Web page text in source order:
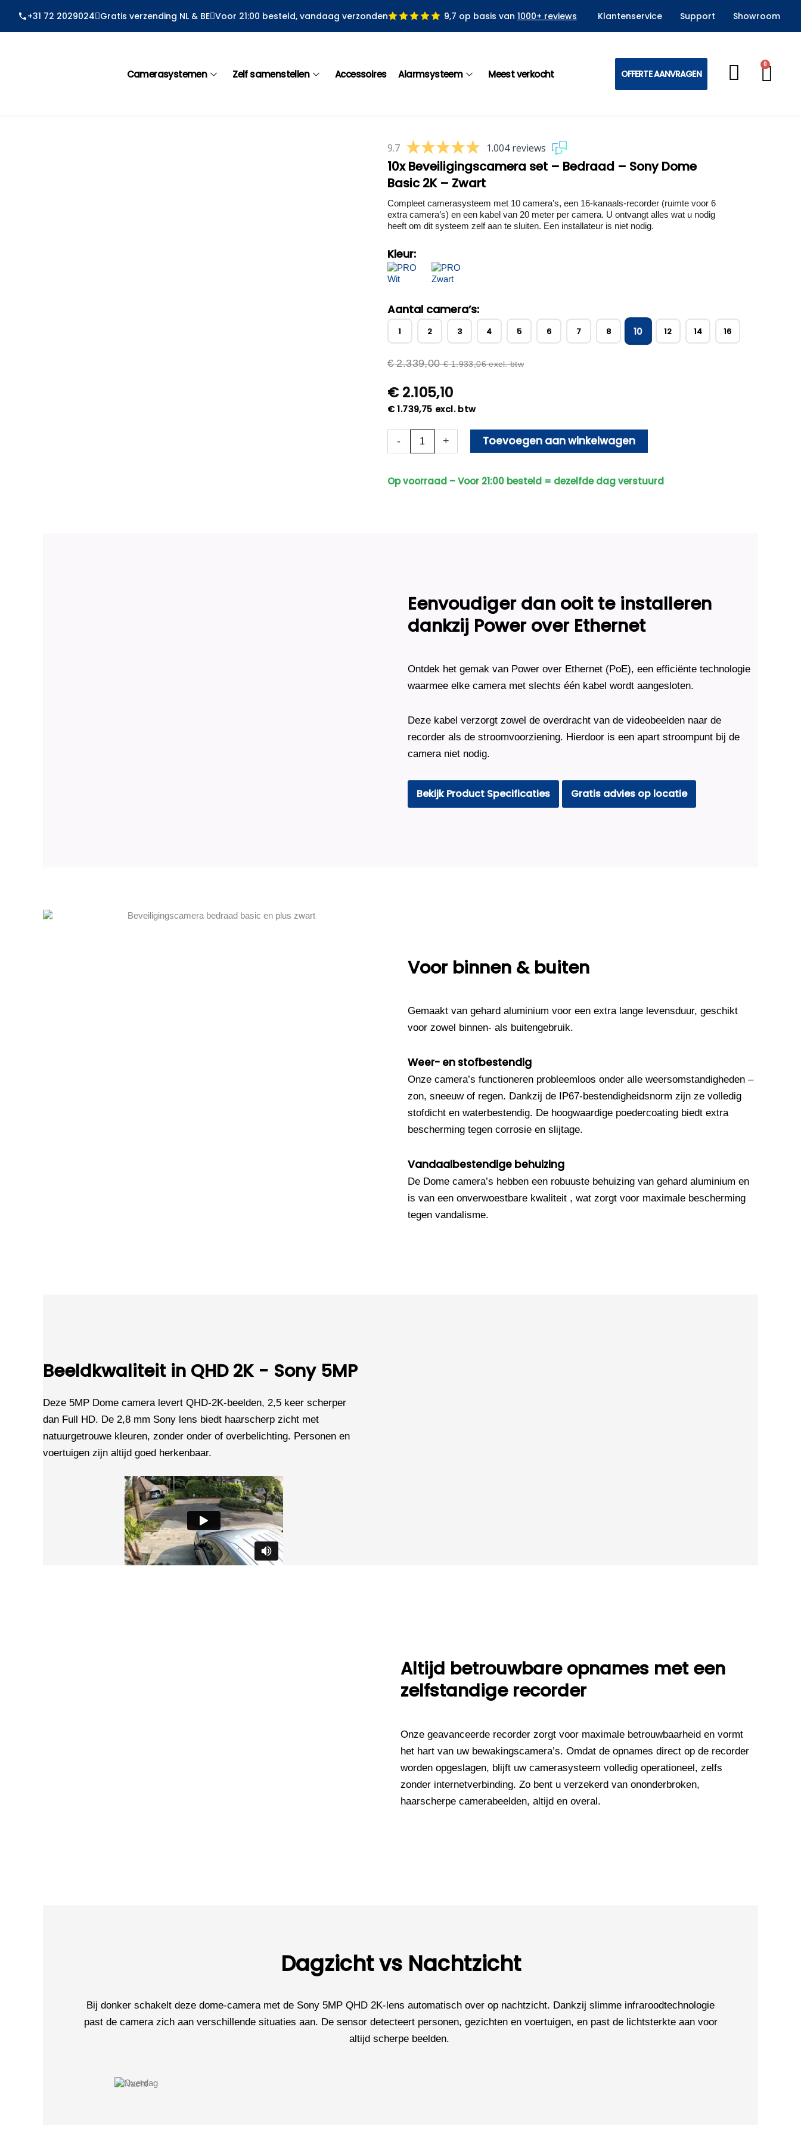
+31 72 2029024 Gratis verzending NL & BE Voor 21:00 besteld, vandaag verzonden 9,7 op basis van 1000+ reviews Klantenservice Support Showroom
Camerasystemen Zelf samenstellen Accessoires Alarmsysteem Meest verkocht OFFERTE AANVRAGEN
0
9.7 1.004 reviews
10x Beveiligingscamera set – Bedraad – Sony Dome
Basic 2K – Zwart
Compleet camerasysteem met 10 camera’s, een 16-kanaals-recorder (ruimte voor 6
extra camera’s) en een kabel van 20 meter per camera. U ontvangt alles wat u nodig
heeft om dit systeem zelf aan te sluiten. Een installateur is niet nodig.
Kleur:
Aantal camera’s:
1 2 3 4 5 6 7 8 10 12 14 16
€2.339,00 €1.933,06excl. btw
€2.105,10
€1.739,75 excl. btw
-
Beveiligingscamera
Bedraad
+ Toevoegen aan winkelwagen
Op voorraad – Voor 21:00 besteld = dezelfde dag verstuurd
Eenvoudiger dan ooit te installeren
dankzij Power over Ethernet
Ontdek het gemak van Power over Ethernet (PoE), een efficiënte technologie
waarmee elke camera met slechts één kabel wordt aangesloten.
Deze kabel verzorgt zowel de overdracht van de videobeelden naar de
recorder als de stroomvoorziening. Hierdoor is een apart stroompunt bij de
camera niet nodig.
Bekijk Product Specificaties Gratis advies op locatie
Voor binnen & buiten
Gemaakt van gehard aluminium voor een extra lange levensduur, geschikt
voor zowel binnen- als buitengebruik.
Weer- en stofbestendig
Onze camera’s functioneren probleemloos onder alle weersomstandigheden –
zon, sneeuw of regen. Dankzij de IP67-bestendigheidsnorm zijn ze volledig
stofdicht en waterbestendig. De hoogwaardige poedercoating biedt extra
bescherming tegen corrosie en slijtage.
Vandaalbestendige behuizing
De Dome camera’s hebben een robuuste behuizing van gehard aluminium en
is van een onverwoestbare kwaliteit , wat zorgt voor maximale bescherming
tegen vandalisme.
Beeldkwaliteit in QHD 2K - Sony 5MP
Deze 5MP Dome camera levert QHD-2K-beelden, 2,5 keer scherper
dan Full HD. De 2,8 mm Sony lens biedt haarscherp zicht met
natuurgetrouwe kleuren, zonder onder of overbelichting. Personen en
voertuigen zijn altijd goed herkenbaar.
Altijd betrouwbare opnames met een
zelfstandige recorder
Onze geavanceerde recorder zorgt voor maximale betrouwbaarheid en vormt
het hart van uw bewakingscamera’s. Omdat de opnames direct op de recorder
worden opgeslagen, blijft uw camerasysteem volledig operationeel, zelfs
zonder internetverbinding. Zo bent u verzekerd van ononderbroken,
haarscherpe camerabeelden, altijd en overal.
Dagzicht vs Nachtzicht
Bij donker schakelt deze dome-camera met de Sony 5MP QHD 2K-lens automatisch over op nachtzicht. Dankzij slimme infraroodtechnologie
past de camera zich aan verschillende situaties aan. De sensor detecteert personen, gezichten en voertuigen, en past de lichtsterkte aan voor
altijd scherpe beelden.